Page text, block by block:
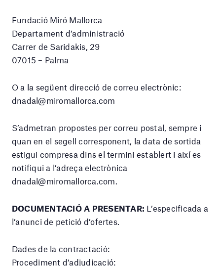
Fundació Miró Mallorca
Departament d’administració
Carrer de Saridakis, 29
07015 – Palma
O a la següent direcció de correu electrònic:
dnadal@miromallorca.com
S’admetran propostes per correu postal, sempre i
quan en el segell corresponent, la data de sortida
estigui compresa dins el termini establert i així es
notifiqui a l’adreça electrònica
dnadal@miromallorca.com.
DOCUMENTACIÓ A PRESENTAR: L’especificada a
l’anunci de petició d’ofertes.
Dades de la contractació:
Procediment d’adjudicació: